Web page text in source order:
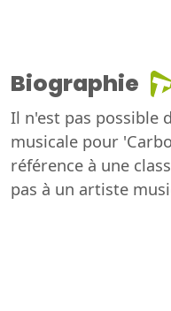
Biographie
Il n'est pas possible
musicale pour
référence à une
pas à un artiste